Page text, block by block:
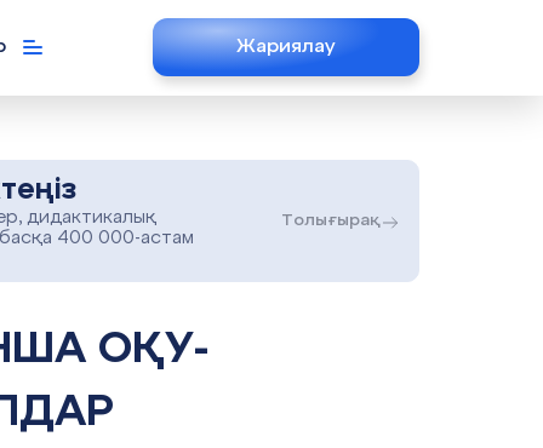
Жариялау
дидактикалық
400 000-астам
Толығырақ